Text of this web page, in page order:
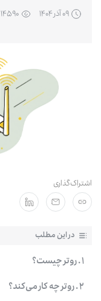
کسب و کار
۰۹ آذر ۱۴۰۴ ۱۴۵۹۰
در این مطلب
۱ . روتر چیست؟
۲ . روتر چه کار می‌کند؟
اشتراک‌گذاری